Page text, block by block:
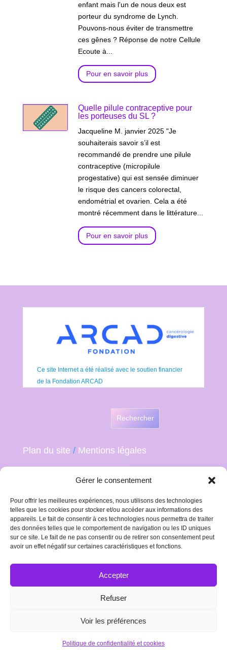
Gérer le consentement
Pour offrir les meilleures expériences, nous utilisons des technologies
telles que les cookies pour stocker et/ou accéder aux informations des
appareils. Le fait de consentir à ces technologies nous permettra de traiter
des données telles que le comportement de navigation ou les ID uniques
sur ce site. Le fait de ne pas consentir ou de retirer son consentement peut
avoir un effet négatif sur certaines caractéristiques et fonctions.
Accepter
Refuser
Voir les préférences
Politique de confidentialité et cookies
enfant mais l'un de nous deux est
porteur du syndrome de Lynch.
Pouvons-nous éviter de transmettre
ces gênes ? Réponse de notre Cellule
Ecoute à...
Pour en savoir plus
Quelle pilule contraceptive pour
les porteuses du SL ?
Jacqueline M. janvier 2025 "Je
souhaiterais savoir s’il est
recommandé de prendre une pilule
contraceptive (micropilule
progestative) qui est sensée diminuer
le risque des cancers colorectal,
endométrial et ovarien. Cela a été
montré récemment dans le littérature...
Pour en savoir plus
Ce site Internet a été réalisé avec le soutien financier
de la Fondation ARCAD
Rechercher
Plan du site / Mentions légales
Mentions Légales
Elegant Themes| Propulsé parWordPress